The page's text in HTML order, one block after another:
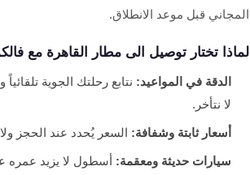
المجاني قبل موعد الانطلاق.
لماذا تختار توصيل الى مطار القاهرة مع
الدقة في المواعيد: نتابع رحلتك الجوية
لا نتأخر.
أسعار ثابتة وشفافة: السعر يُحدد عند الحجز ولا
سيارات حديثة ومعقمة: